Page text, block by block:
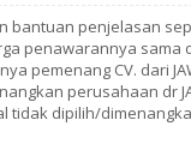
bantuan penjelasan
penawarannya sama
pemenang CV. dari
perusahaan dr
tidak dipilih/